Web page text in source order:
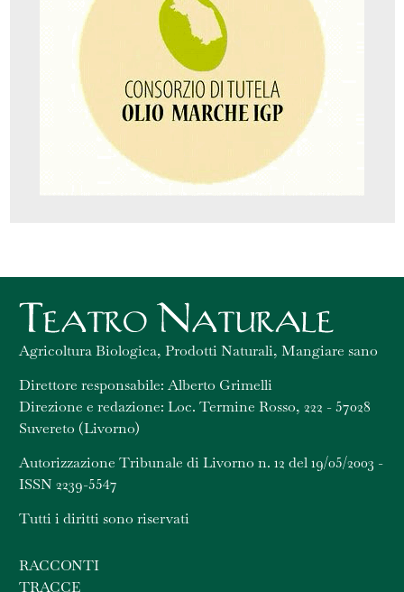
Agricoltura Biologica, Prodotti Naturali, Mangiare sano
Direttore responsabile: Alberto Grimelli
Direzione e redazione: Loc. Termine Rosso, 222 - 57028
Suvereto (Livorno)
Autorizzazione Tribunale di Livorno n. 12 del 19/05/2003 -
ISSN 2239-5547
Tutti i diritti sono riservati
RACCONTI
TRACCE